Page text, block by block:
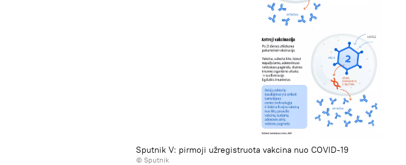
Sputnik V: pirmoji užregistruota vakcina nuo COVID-19
© Sputnik